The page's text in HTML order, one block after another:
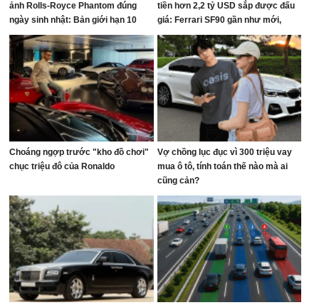
ảnh Rolls-Royce Phantom đúng
ngày sinh nhật: Bản giới hạn 10
chiếc toàn cầu, giá quy đổi gần 68
tỷ đồng
tiền hơn 2,2 tỷ USD sắp được đấu
giá: Ferrari SF90 gần như mới,
Rolls-Royce xếp hàng dài
Choáng ngợp trước "kho đồ chơi"
chục triệu đô của Ronaldo
Vợ chồng lục đục vì 300 triệu vay
mua ô tô, tính toán thế nào mà ai
cũng cản?